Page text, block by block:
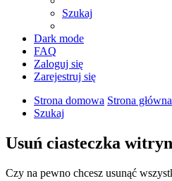
Szukaj
Dark mode
FAQ
Zaloguj się
Zarejestruj się
Strona domowa Strona główna
Szukaj
Usuń ciasteczka
Czy na pewno chcesz usunąć